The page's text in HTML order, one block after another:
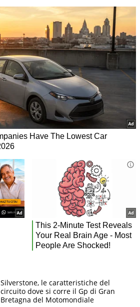
Silverstone, le caratteristiche del
circuito dove si corre il Gp di Gran
Bretagna del Motomondiale